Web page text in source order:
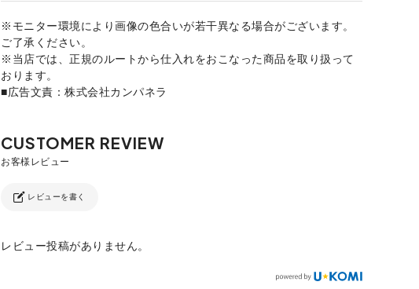
※モニター環境により画像の色合いが若干異なる場合がございます。
ご了承ください。
※当店では、正規のルートから仕入れをおこなった商品を取り扱って
おります。
■広告文責：株式会社カンパネラ
レビューを書く
レビュー投稿がありません。